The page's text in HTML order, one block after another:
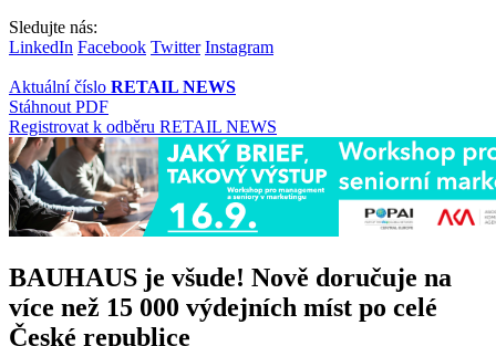
Sledujte nás:
LinkedIn Facebook Twitter Instagram
Aktuální číslo RETAIL NEWS
Stáhnout PDF
Registrovat k odběru RETAIL NEWS
BAUHAUS je všude! Nově doručuje na
více než 15 000 výdejních míst po celé
České republice